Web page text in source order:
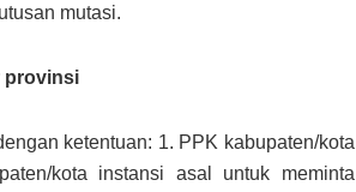
mutasi.
provinsi
ketentuan: 1. PPK kabupaten/kota
kota instansi asal untuk meminta